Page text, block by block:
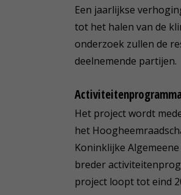
Een jaarlijkse
tot het halen van de
onderzoek zullen de
deelnemende partijen.
Het project wordt
het
Koninklijke
breder
project loopt tot eind